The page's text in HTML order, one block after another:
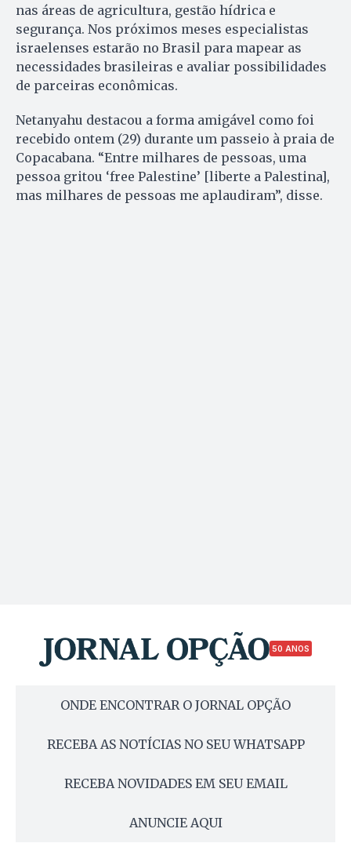
nas áreas de agricultura, gestão hídrica e
segurança. Nos próximos meses especialistas
israelenses estarão no Brasil para mapear as
necessidades brasileiras e avaliar possibilidades
de parceiras econômicas.
Netanyahu destacou a forma amigável como foi
recebido ontem (29) durante um passeio à praia de
Copacabana. “Entre milhares de pessoas, uma
pessoa gritou ‘free Palestine’ [liberte a Palestina],
mas milhares de pessoas me aplaudiram”, disse.
50 ANOS
ONDE ENCONTRAR O JORNAL OPÇÃO
RECEBA AS NOTÍCIAS NO SEU WHATSAPP
RECEBA NOVIDADES EM SEU EMAIL
ANUNCIE AQUI